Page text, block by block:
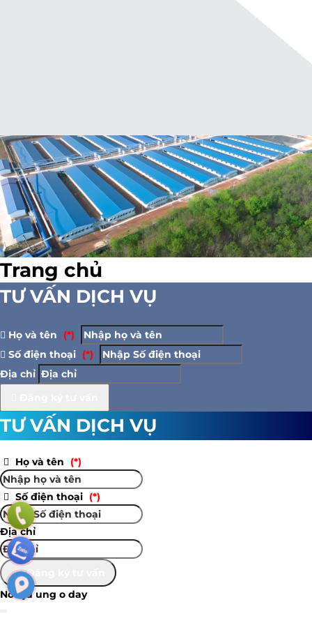
Trang chủ
TƯ VẤN DỊCH VỤ
Họ và tên
(*)
Số điện thoại (*)
Địa chỉ
TƯ VẤN DỊCH VỤ
Họ và tên (*)
Số điện thoại (*)
Địa chỉ
Đăng ký tư vấn
Nooijd ung o day